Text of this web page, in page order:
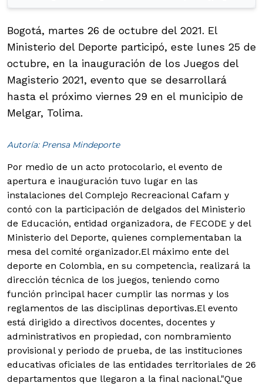
Bogotá, martes 26 de octubre del 2021. El
Ministerio del Deporte participó, este lunes 25 de
octubre, en la inauguración de los Juegos del
Magisterio 2021, evento que se desarrollará
hasta el próximo viernes 29 en el municipio de
Melgar, Tolima.
Autoría: Prensa Mindeporte
Por medio de un acto protocolario, el evento de
apertura e inauguración tuvo lugar en las
instalaciones del Complejo Recreacional Cafam y
contó con la participación de delgados del Ministerio
de Educación, entidad organizadora, de FECODE y del
Ministerio del Deporte, quienes complementaban la
mesa del comité organizador.El máximo ente del
deporte en Colombia, en su competencia, realizará la
dirección técnica de los juegos, teniendo como
función principal hacer cumplir las normas y los
reglamentos de las disciplinas deportivas.El evento
está dirigido a directivos docentes, docentes y
administrativos en propiedad, con nombramiento
provisional y periodo de prueba, de las instituciones
educativas oficiales de las entidades territoriales de 26
departamentos que llegaron a la final nacional."Que